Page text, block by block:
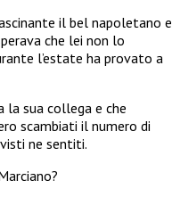
il bel napoletano e
che lei non lo
l’estate ha provato a
sua collega e che
scambiati il numero di
ne sentiti.